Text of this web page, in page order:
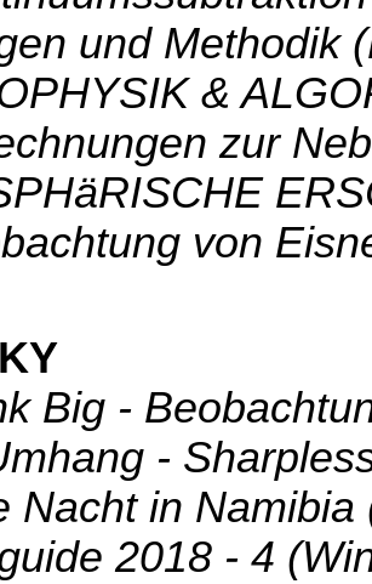
und Methodik
&
zur
von
Big -
-
Nacht in
2018 - 4